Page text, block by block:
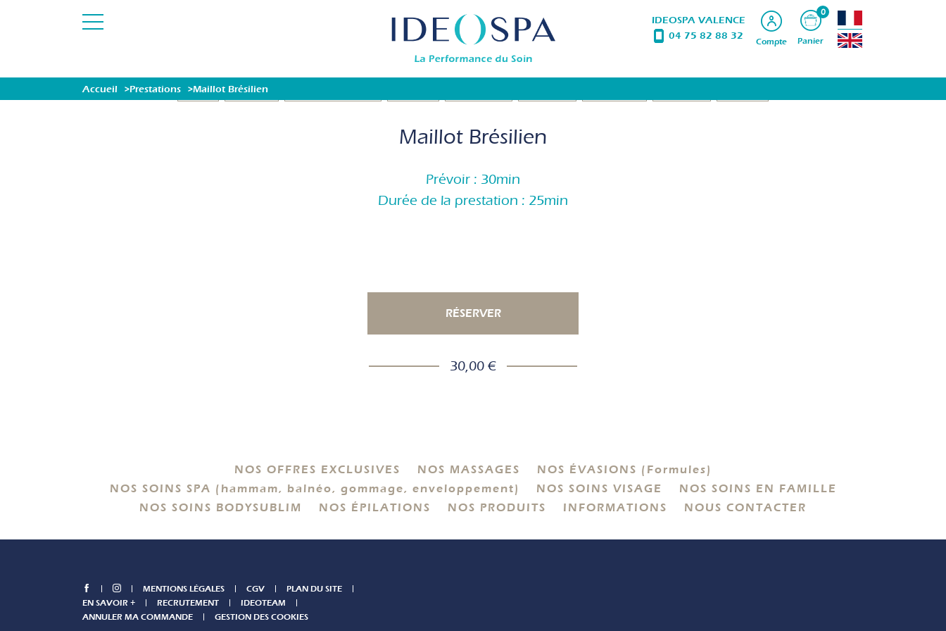
IDEOSPA VALENCE
04 75 82 88 32
Compte
0
Panier
Accueil Prestations Maillot Brésilien
OFFRES MASSAGES
Maillot Brésilien
Prévoir : 30min
Durée de la prestation : 25min
RÉSERVER
30,00 €
NOS OFFRES EXCLUSIVES NOS MASSAGES
NOS ÉVASIONS (Formules)
NOS SOINS SPA (hammam, balnéo, gommage, enveloppement)
NOS SOINS VISAGE
NOS SOINS EN FAMILLE
NOS SOINS BODYSUBLIM
NOS ÉPILATIONS NOS PRODUITS INFORMATIONS NOUS CONTACTER
MENTIONS LÉGALES CGV
PLAN DU SITE
EN SAVOIR +
RECRUTEMENT
IDEOTEAM
ANNULER MA COMMANDE
GESTION DES COOKIES